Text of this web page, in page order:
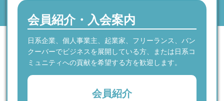
会員紹介・入会案内
日系企業、個人事業主、起業家、フリーランス、バン
クーバーでビジネスを展開している方、または日系コ
ミュニティへの貢献を希望する方を歓迎します。
会員紹介